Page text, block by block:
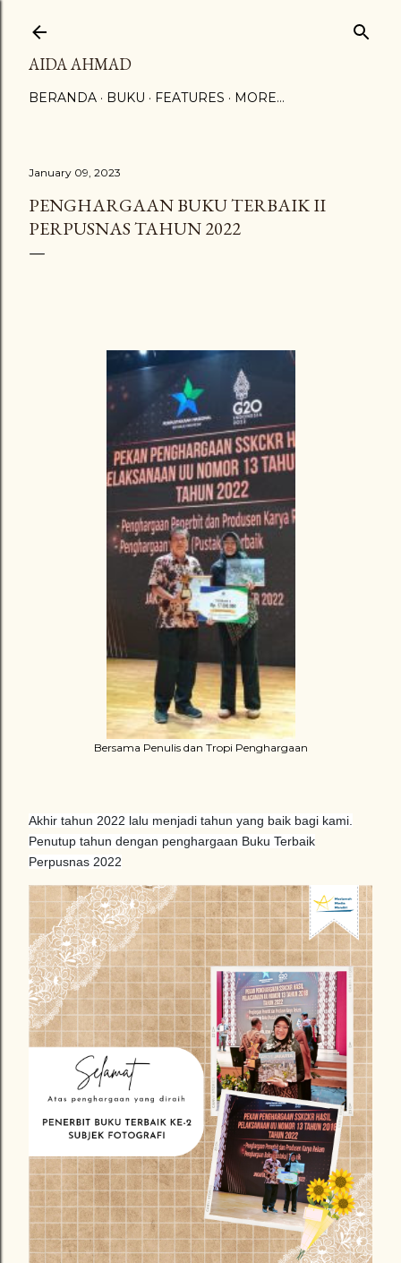
AIDA AHMAD
BERANDA BUKU FEATURES MORE…
January 09, 2023
PENGHARGAAN BUKU TERBAIK II
PERPUSNAS TAHUN 2022
Bersama Penulis dan Tropi Penghargaan
Akhir tahun 2022 lalu menjadi tahun yang baik bagi kami.
Penutup tahun dengan penghargaan Buku Terbaik
Perpusnas 2022